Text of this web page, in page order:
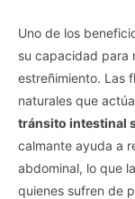
Uno de los
su capacidad para
estreñimiento. Las
naturales que
tránsito intestinal
calmante ayuda a
abdominal, lo que
quienes sufren de